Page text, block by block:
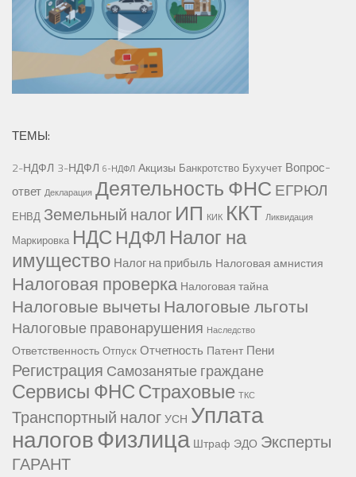
ТЕМЫ:
2-НДФЛ 3-НДФЛ 6-НДФЛ Акцизы Банкротство Бухучет Вопрос-
ответ Декларация Деятельность ФНС ЕГРЮЛ
ЕНВД Земельный налог ИП КИК ККТ Ликвидация
Маркировка НДС НДФЛ Налог на
имущество Налог на прибыль Налоговая амнистия
Налоговая проверка Налоговая тайна
Налоговые вычетыНалоговые льготы
Налоговые правонарушения Наследство
Ответственность Отпуск Отчетность Патент Пени
Регистрация Самозанятые граждане
Сервисы ФНССтраховые ТКС
Транспортный налогУСН Уплата
налоговФизлица Штраф ЭДО Эксперты
ГАРАНТ